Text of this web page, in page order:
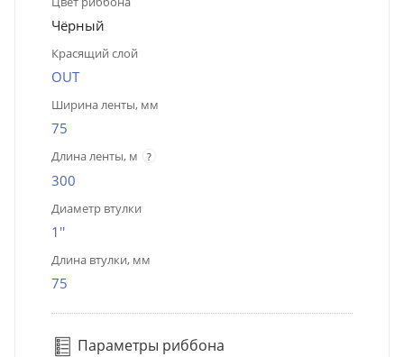
Чёрный
Красящий слой
OUT
Ширина ленты, мм
75
Длина ленты, м ?
300
Диаметр втулки
1''
Длина втулки, мм
75
Параметры риббона